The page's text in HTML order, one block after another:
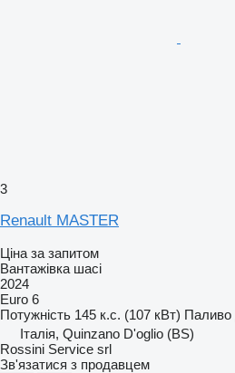
3
Renault MASTER
Ціна за запитом
Вантажівка шасі
2024
Euro 6
Потужність 145 к.с. (107 кВт) Паливо
Італія, Quinzano D'oglio (BS)
Rossini Service srl
Зв'язатися з продавцем